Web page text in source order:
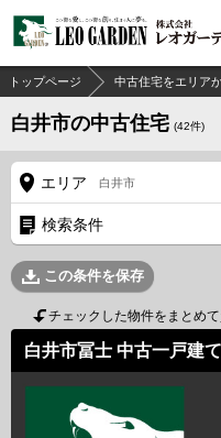
トップページ 中古住宅をエリア
白井市の中古住宅 (42件)
エリア 白井市
検索条件
この条件を保存
チェックした物件をまとめて
白井市冨士 中古一戸建て